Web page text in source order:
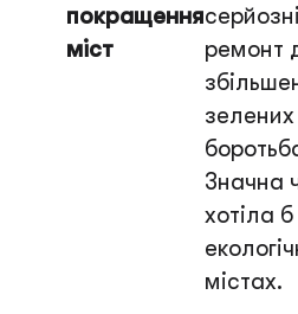
покращення
міст
ремонт
зелених
Значна
хотіла
містах.